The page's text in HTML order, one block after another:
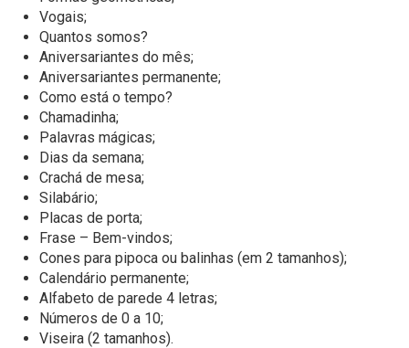
Vogais;
Quantos somos?
Aniversariantes do mês;
Aniversariantes permanente;
Como está o tempo?
Chamadinha;
Palavras mágicas;
Dias da semana;
Crachá de mesa;
Silabário;
Placas de porta;
Frase – Bem-vindos;
Cones para pipoca ou balinhas (em 2 tamanhos);
Calendário permanente;
Alfabeto de parede 4 letras;
Números de 0 a 10;
Viseira (2 tamanhos).